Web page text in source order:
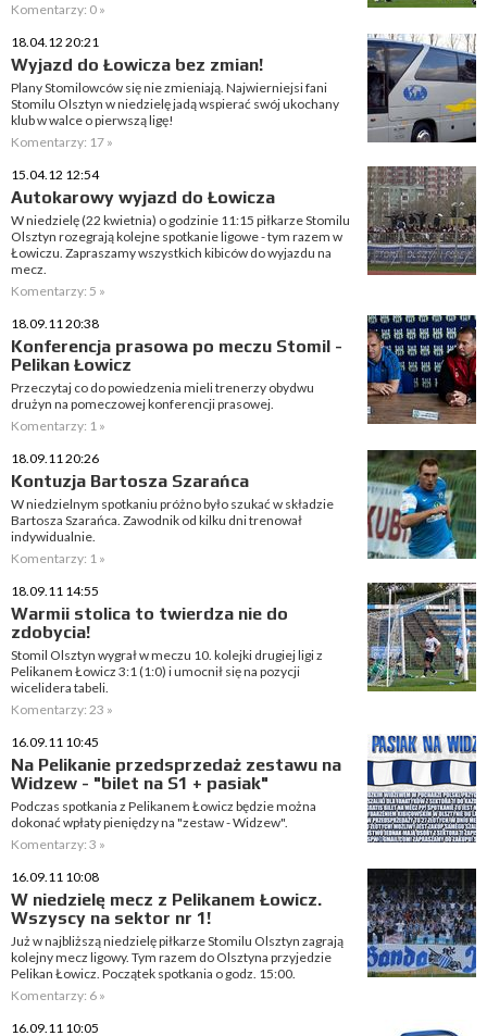
Komentarzy: 0 »
18.04.12 20:21
Wyjazd do Łowicza bez zmian!
Plany Stomilowców się nie zmieniają. Najwierniejsi fani
Stomilu Olsztyn w niedzielę jadą wspierać swój ukochany
klub w walce o pierwszą ligę!
Komentarzy: 17 »
15.04.12 12:54
Autokarowy wyjazd do Łowicza
W niedzielę (22 kwietnia) o godzinie 11:15 piłkarze Stomilu
Olsztyn rozegrają kolejne spotkanie ligowe - tym razem w
Łowiczu. Zapraszamy wszystkich kibiców do wyjazdu na
mecz.
Komentarzy: 5 »
18.09.11 20:38
Konferencja prasowa po meczu Stomil -
Pelikan Łowicz
Przeczytaj co do powiedzenia mieli trenerzy obydwu
drużyn na pomeczowej konferencji prasowej.
Komentarzy: 1 »
18.09.11 20:26
Kontuzja Bartosza Szarańca
W niedzielnym spotkaniu próżno było szukać w składzie
Bartosza Szarańca. Zawodnik od kilku dni trenował
indywidualnie.
Komentarzy: 1 »
18.09.11 14:55
Warmii stolica to twierdza nie do
zdobycia!
Stomil Olsztyn wygrał w meczu 10. kolejki drugiej ligi z
Pelikanem Łowicz 3:1 (1:0) i umocnił się na pozycji
wicelidera tabeli.
Komentarzy: 23 »
16.09.11 10:45
Na Pelikanie przedsprzedaż zestawu na
Widzew - "bilet na S1 + pasiak"
Podczas spotkania z Pelikanem Łowicz będzie można
dokonać wpłaty pieniędzy na "zestaw - Widzew".
Komentarzy: 3 »
16.09.11 10:08
W niedzielę mecz z Pelikanem Łowicz.
Wszyscy na sektor nr 1!
Już w najbliższą niedzielę piłkarze Stomilu Olsztyn zagrają
kolejny mecz ligowy. Tym razem do Olsztyna przyjedzie
Pelikan Łowicz. Początek spotkania o godz. 15:00.
Komentarzy: 6 »
16.09.11 10:05